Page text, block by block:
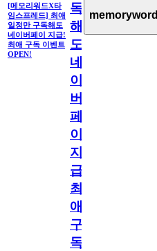
[메모리워드X타
임스프레드] 최애
일정만 구독해도
네이버페이 지급!
최애 구독 이벤트
OPEN!
독
해
도
네
이
버
페
이
지
급!
최
애
구
독
memoryword